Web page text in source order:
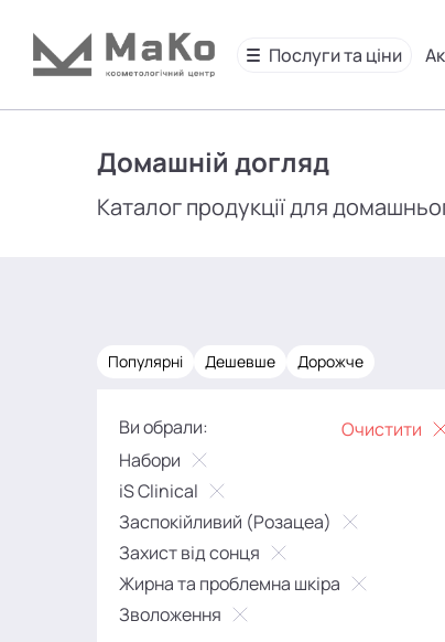
Послуги та ціни
Домашній догляд
Каталог продукції для
Популярні Дешевше Дорожче
Ви обрали:
Очистити
Набори
iS Clinical
Заспокійливий (Розацеа)
Захист від сонця
Жирна та проблемна шкіра
Зволоження